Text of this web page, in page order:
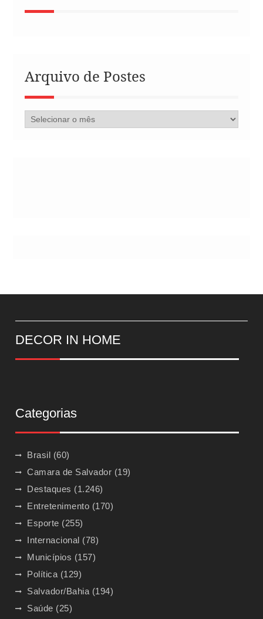
Arquivo de Postes
Arquivo
de
DECOR IN HOME
Categorias
Brasil (60)
Camara de Salvador (19)
Destaques (1.246)
Entretenimento (170)
Esporte (255)
Internacional (78)
Municípios (157)
Política (129)
Salvador/Bahia (194)
Saúde (25)